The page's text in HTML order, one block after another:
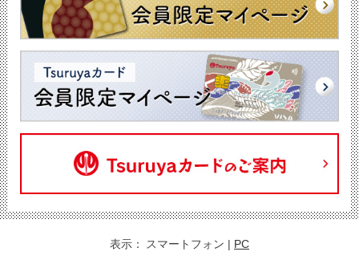
表示： スマートフォン | PC